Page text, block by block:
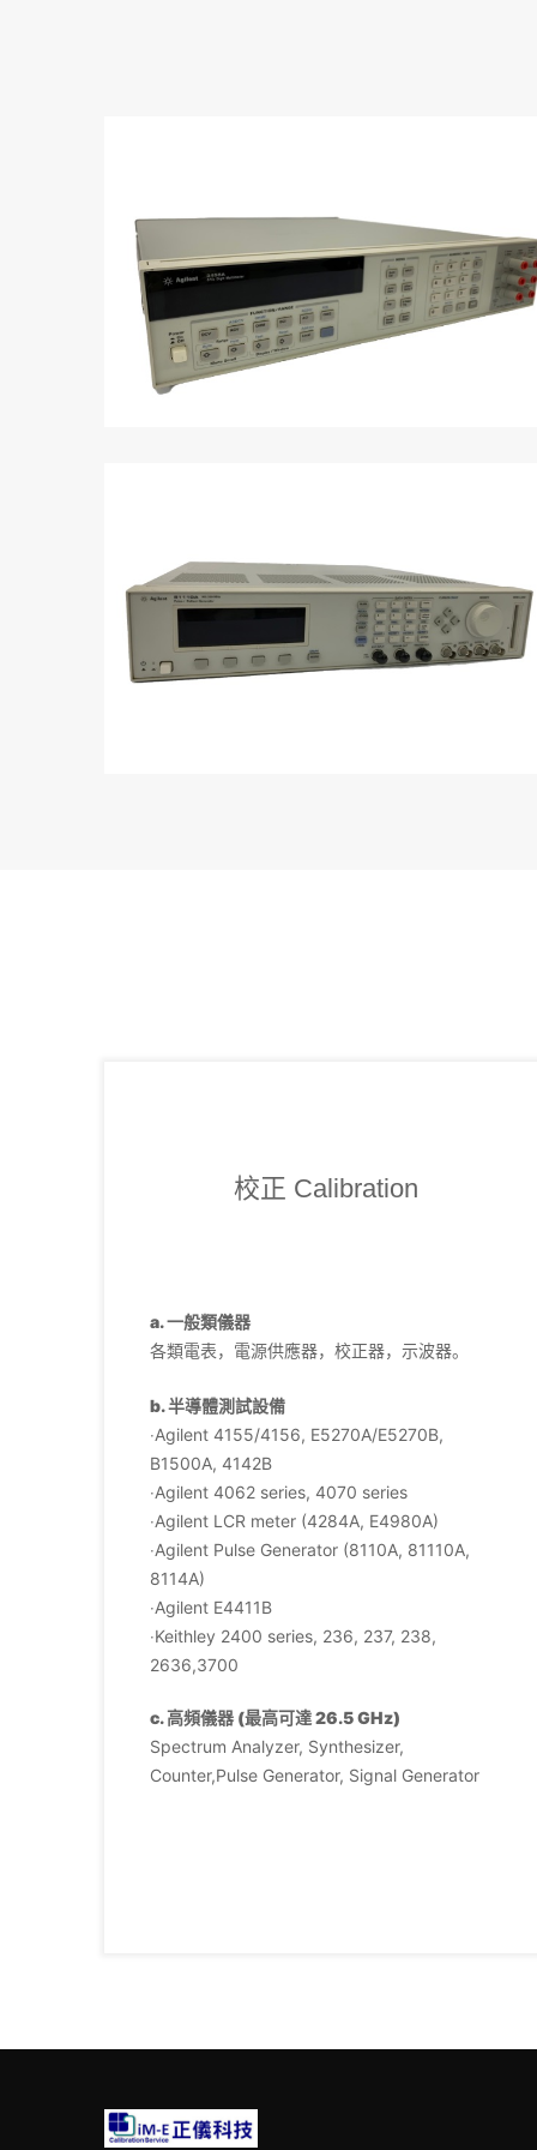
校正 Calibration
a. 一般類儀器
各類電表，電源供應器，校正器，示波器。
b. 半導體測試設備
‧Agilent 4155/4156, E5270A/E5270B,
B1500A, 4142B
‧Agilent 4062 series, 4070 series
‧Agilent LCR meter (4284A, E4980A)
‧Agilent Pulse Generator (8110A, 81110A,
8114A)
‧Agilent E4411B
‧Keithley 2400 series, 236, 237, 238,
2636,3700
c. 高頻儀器 (最高可達 26.5 GHz)
Spectrum Analyzer, Synthesizer,
Counter,Pulse Generator, Signal Generator